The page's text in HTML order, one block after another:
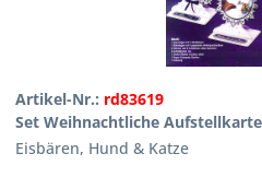
Artikel-Nr.: rd83619
Set Weihnachtliche
Eisbären, Hund & Katze